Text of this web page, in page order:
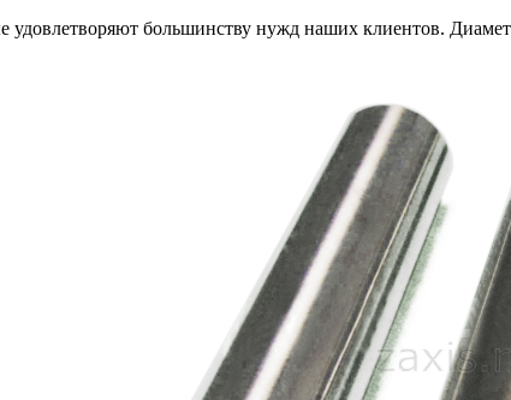
удовлетворяют большинству нужд наших клиентов.